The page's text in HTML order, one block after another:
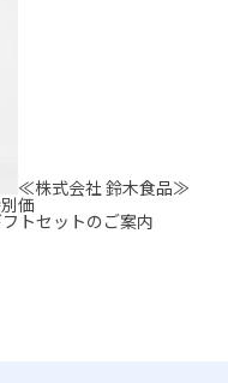
≪株式会社 鈴木食品≫
価
トセットのご案内